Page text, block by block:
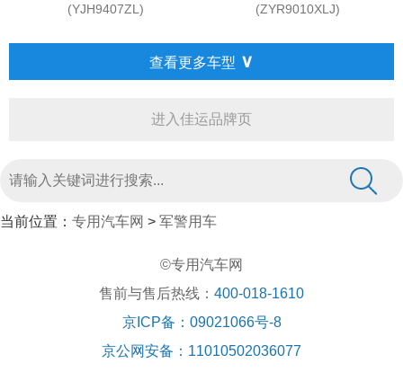
(YJH9407ZL)
(ZYR9010XLJ)
查看更多车型 ∨
进入佳运品牌页
当前位置： 专用汽车网 > 军警用车
©专用汽车网
售前与售后热线： 400-018-1610
京ICP备：09021066号-8
京公网安备：11010502036077